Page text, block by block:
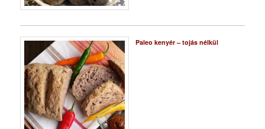
Paleo kenyér – tojás nélkül